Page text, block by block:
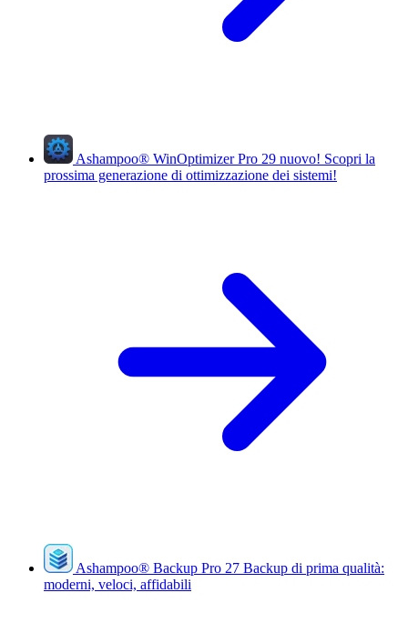
Ashampoo® WinOptimizer Pro 29 nuovo! Scopri la
prossima generazione di ottimizzazione dei sistemi!
Ashampoo® Backup Pro 27 Backup di prima qualità:
moderni, veloci, affidabili